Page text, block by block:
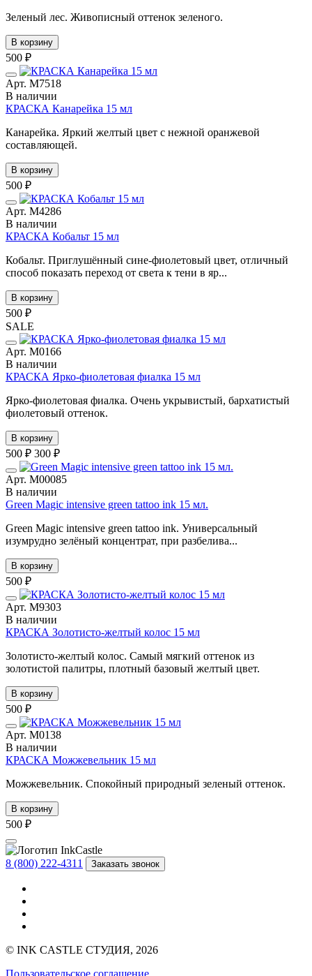
Зеленый лес. Живописный оттенок зеленого.
В корзину
500 ₽
Арт. М7518
В наличии
КРАСКА Канарейка 15 мл
Канарейка. Яркий желтый цвет с нежной оранжевой
составляющей.
В корзину
500 ₽
Арт. М4286
В наличии
КРАСКА Кобальт 15 мл
Кобальт. Приглушённый сине-фиолетовый цвет, отличный
способ показать переход от света к тени в яр...
В корзину
500 ₽
SALE
Арт. М0166
В наличии
КРАСКА Ярко-фиолетовая фиалка 15 мл
Ярко-фиолетовая фиалка. Очень укрывистый, бархатистый
фиолетовый оттенок.
В корзину
500 ₽ 300 ₽
Арт. М00085
В наличии
Green Magic intensive green tattoo ink 15 мл.
Green Magic intensive green tattoo ink. Универсальный
изумрудно зелёный концентрат, при разбелива...
В корзину
500 ₽
Арт. М9303
В наличии
КРАСКА Золотисто-желтый колос 15 мл
Золотисто-желтый колос. Самый мягкий оттенок из
золотистой палитры, плотный базовый желтый цвет.
В корзину
500 ₽
Арт. М0138
В наличии
КРАСКА Можжевельник 15 мл
Можжевельник. Спокойный природный зеленый оттенок.
В корзину
500 ₽
8 (800) 222-4311 Заказать звонок
© INK CASTLE СТУДИЯ, 2026
Пользовательское соглашение